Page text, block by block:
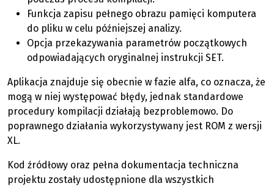
Funkcja zapisu pełnego obrazu pamięci komputera
do pliku w celu późniejszej analizy.
Opcja przekazywania parametrów początkowych
odpowiadających oryginalnej instrukcji SET.
Aplikacja znajduje się obecnie w fazie alfa, co oznacza, że
mogą w niej występować błędy, jednak standardowe
procedury kompilacji działają bezproblemowo. Do
poprawnego działania wykorzystywany jest ROM z wersji
XL.
Kod źródłowy oraz pełna dokumentacja techniczna
projektu zostały udostępnione dla wszystkich